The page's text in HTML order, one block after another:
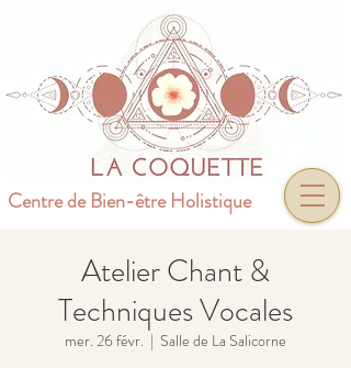
Centre de Bien-être Holistique
Atelier Chant &
Techniques Vocales
mer. 26 févr.
  |
Salle de La Salicorne